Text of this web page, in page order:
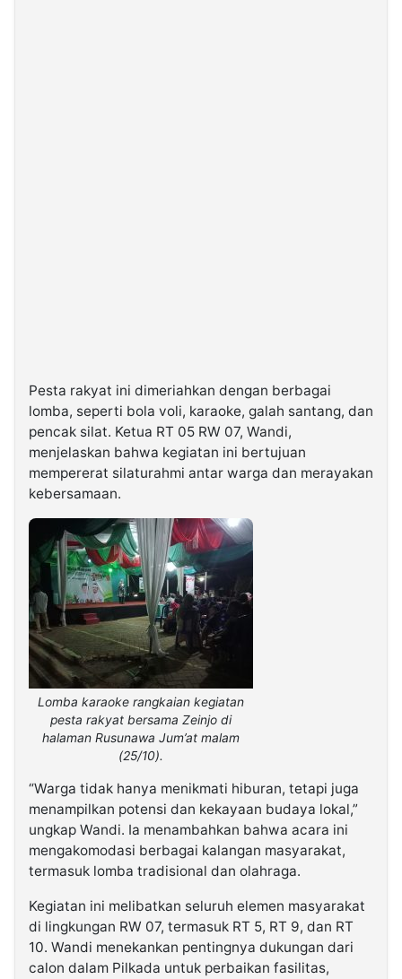
Pesta rakyat ini dimeriahkan dengan berbagai
lomba, seperti bola voli, karaoke, galah santang, dan
pencak silat. Ketua RT 05 RW 07, Wandi,
menjelaskan bahwa kegiatan ini bertujuan
mempererat silaturahmi antar warga dan merayakan
kebersamaan.
Lomba karaoke rangkaian kegiatan
pesta rakyat bersama Zeinjo di
halaman Rusunawa Jum’at malam
(25/10).
“Warga tidak hanya menikmati hiburan, tetapi juga
menampilkan potensi dan kekayaan budaya lokal,”
ungkap Wandi. Ia menambahkan bahwa acara ini
mengakomodasi berbagai kalangan masyarakat,
termasuk lomba tradisional dan olahraga.
Kegiatan ini melibatkan seluruh elemen masyarakat
di lingkungan RW 07, termasuk RT 5, RT 9, dan RT
10. Wandi menekankan pentingnya dukungan dari
calon dalam Pilkada untuk perbaikan fasilitas,